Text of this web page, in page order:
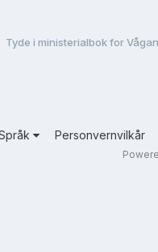
Tyde i ministerialbok for
Personvernvilkår